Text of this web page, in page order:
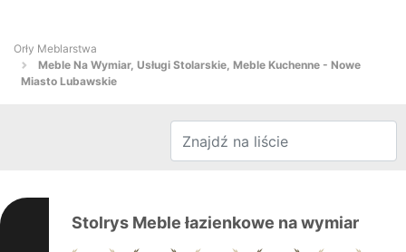
Orły Meblarstwa
Meble Na Wymiar, Usługi Stolarskie, Meble Kuchenne - Nowe
Miasto Lubawskie
Stolrys Meble łazienkowe na wymiar